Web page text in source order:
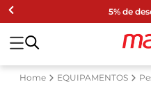
5% de
EQUIPAMENTOS